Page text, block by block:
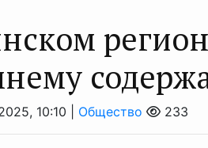
10:10 | Общество 233